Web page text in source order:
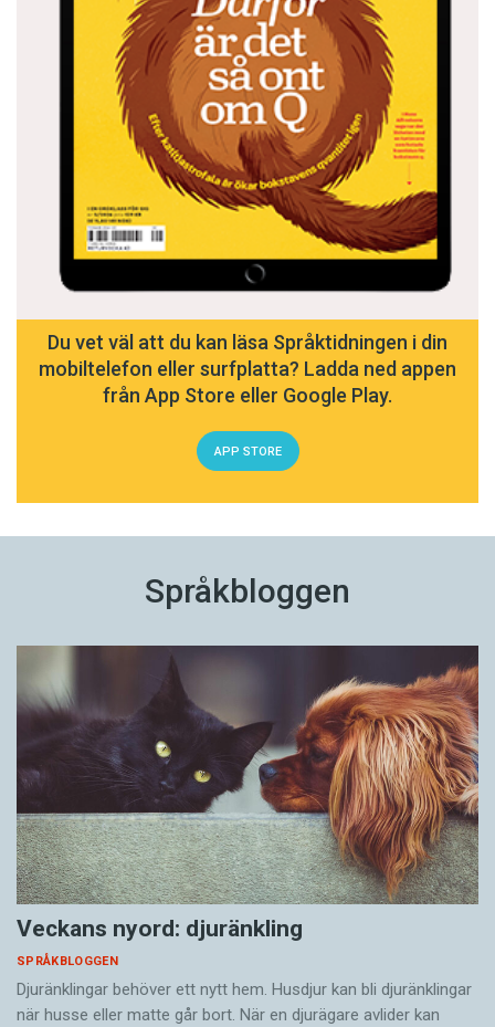
Du vet väl att du kan läsa Språktidningen i din
mobiltelefon eller surfplatta? Ladda ned appen
från App Store eller Google Play.
APP STORE
Språkbloggen
Veckans nyord: djuränkling
SPRÅKBLOGGEN
Djuränklingar behöver ett nytt hem. Husdjur kan bli djuränklingar
när husse eller matte går bort. När en djurägare avlider kan